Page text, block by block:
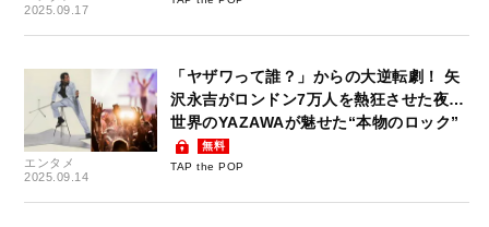
2025.09.17
エンタメ
2025.09.14
「ヤザワって誰？」からの大逆転劇！ 矢
沢永吉がロンドン7万人を熱狂させた夜…
世界のYAZAWAが魅せた“本物のロック”
無料
TAP the POP